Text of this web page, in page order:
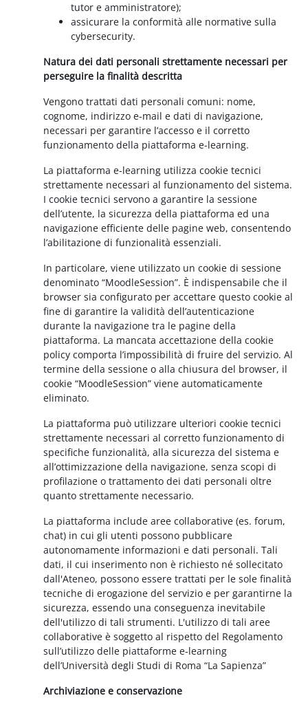
tutor e amministratore);
assicurare la conformità alle normative sulla
cybersecurity.
Natura dei dati personali strettamente necessari per
perseguire la finalità descritta
Vengono trattati dati personali comuni: nome,
cognome, indirizzo e-mail e dati di navigazione,
necessari per garantire l’accesso e il corretto
funzionamento della piattaforma e-learning.
La piattaforma e-learning utilizza cookie tecnici
strettamente necessari al funzionamento del sistema.
I cookie tecnici servono a garantire la sessione
dell’utente, la sicurezza della piattaforma ed una
navigazione efficiente delle pagine web, consentendo
l’abilitazione di funzionalità essenziali.
In particolare, viene utilizzato un cookie di sessione
denominato “MoodleSession”. È indispensabile che il
browser sia configurato per accettare questo cookie al
fine di garantire la validità dell’autenticazione
durante la navigazione tra le pagine della
piattaforma. La mancata accettazione della cookie
policy comporta l’impossibilità di fruire del servizio. Al
termine della sessione o alla chiusura del browser, il
cookie “MoodleSession” viene automaticamente
eliminato.
La piattaforma può utilizzare ulteriori cookie tecnici
strettamente necessari al corretto funzionamento di
specifiche funzionalità, alla sicurezza del sistema e
all’ottimizzazione della navigazione, senza scopi di
profilazione o trattamento dei dati personali oltre
quanto strettamente necessario.
La piattaforma include aree collaborative (es. forum,
chat) in cui gli utenti possono pubblicare
autonomamente informazioni e dati personali. Tali
dati, il cui inserimento non è richiesto né sollecitato
dall'Ateneo, possono essere trattati per le sole finalità
tecniche di erogazione del servizio e per garantirne la
sicurezza, essendo una conseguenza inevitabile
dell'utilizzo di tali strumenti. L'utilizzo di tali aree
collaborative è soggetto al rispetto del Regolamento
sull’utilizzo delle piattaforme e-learning
dell’Università degli Studi di Roma “La Sapienza”
Archiviazione e conservazione